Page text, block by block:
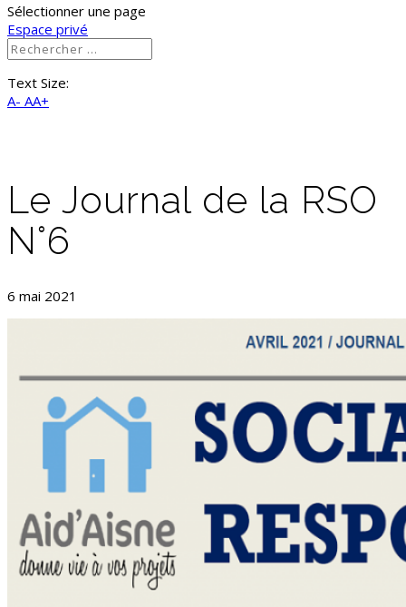
Sélectionner une page
Espace privé
Text Size:
A- AA+
Le Journal de la RSO
N°6
6 mai 2021